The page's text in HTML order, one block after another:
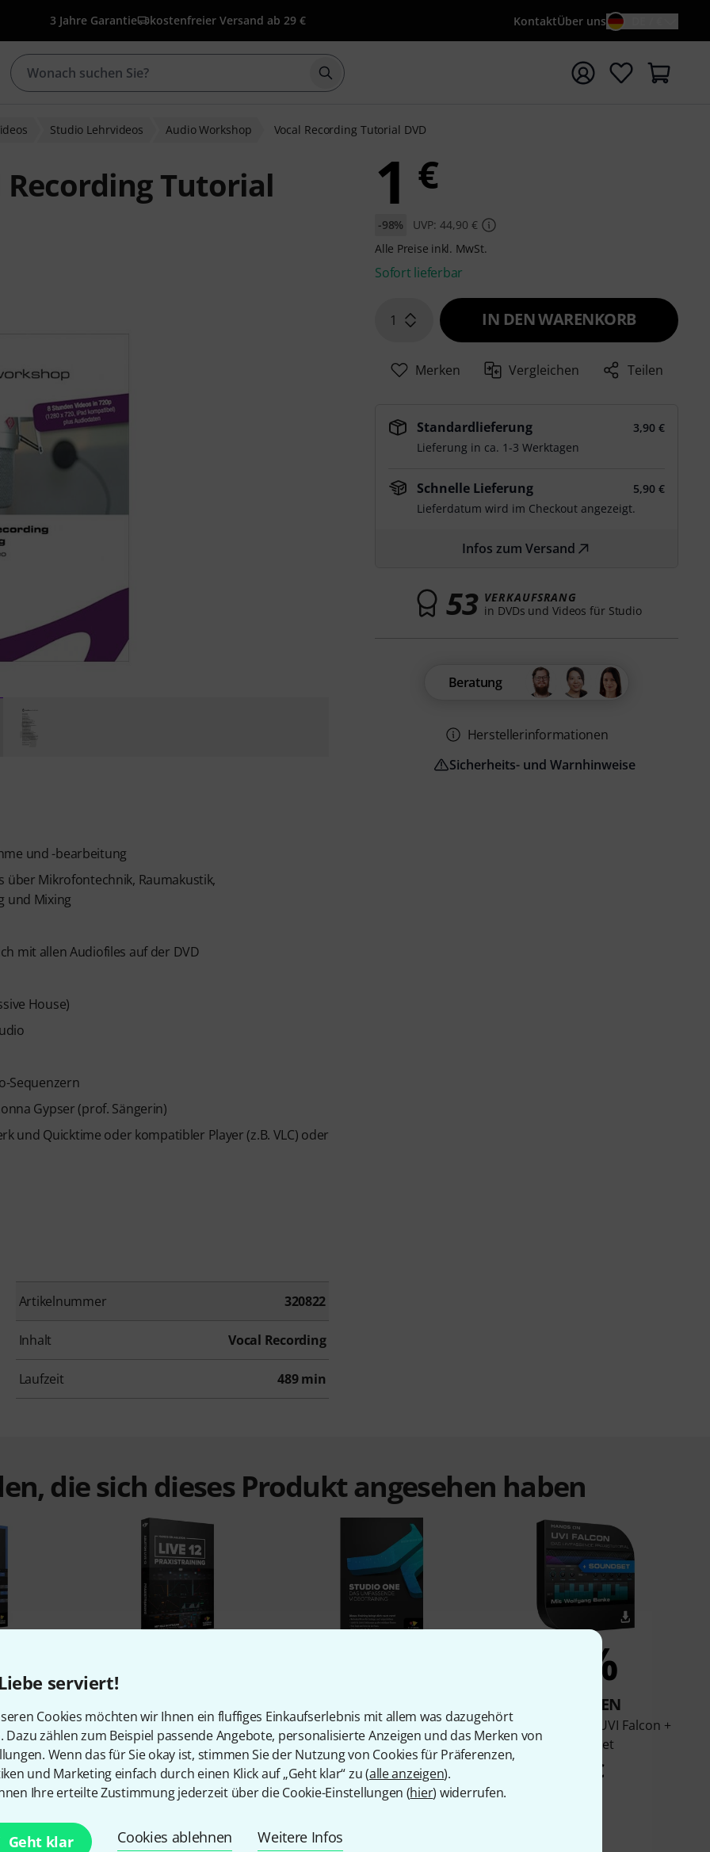
serviert!
Cookies möchten wir Ihnen ein fluffiges Einkaufserlebnis mit allem was dazugehört
Dazu zählen zum Beispiel passende Angebote, personalisierte Anzeigen und das Merken von
Wenn das für Sie okay ist, stimmen Sie der Nutzung von Cookies für Präferenzen,
und Marketing einfach durch einen Klick auf „Geht klar“ zu (alle anzeigen).
Ihre erteilte Zustimmung jederzeit über die Cookie-Einstellungen (hier) widerrufen.
Geht klar Cookies ablehnen Weitere Infos
3 Jahre Garantie kostenfreier Versand ab 29 € KontaktÜber uns
Suche mit Suchwort {searchTerm} starten
Studio Lehrvideos Audio Workshop Vocal Recording Tutorial DVD
Tutorial
und -bearbeitung
über Mikrofontechnik, Raumakustik,
und Mixing
mit allen Audiofiles auf der DVD
House)
Sequenzern
Gypser (prof. Sängerin)
und Quicktime oder kompatibler Player (z.B. VLC) oder
Artikelnummer 320822
Inhalt Vocal Recording
Laufzeit 489 min
1 €
-98%
UVP: 44,90 €
Alle Preise inkl. MwSt.
Sofort lieferbar
1 IN DEN WARENKORB
Merken Vergleichen Teilen
Standardlieferung
3,90 €
Lieferung in ca. 1-3 Werktagen
Schnelle Lieferung
5,90 €
Lieferdatum wird im Checkout angezeigt.
Infos zum Versand
53 VERKAUFSRANG
in DVDs und Videos für Studio
Beratung
Herstellerinformationen
Sicherheits- und Warnhinweise
die sich dieses Produkt angesehen haben
3
Tutorial Experts Ableton Live
12 Training
45 €
Tutorial Experts Hands on
Presonus Studio One
46 €
3%
KAUFTEN
Tutorial Experts UVI Falcon +
Soundset
45 €
Vergleichen